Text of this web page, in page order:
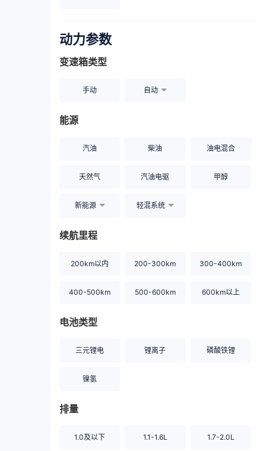
动力参数
变速箱类型
手动 自动
能源
汽油 柴油 油电混合
天然气 汽油电驱 甲醇
新能源 轻混系统
续航里程
200km以内 200-300km 300-400km
400-500km 500-600km 600km以上
电池类型
三元锂电 锂离子 磷酸铁锂
镍氢
排量
1.0及以下 1.1-1.6L 1.7-2.0L